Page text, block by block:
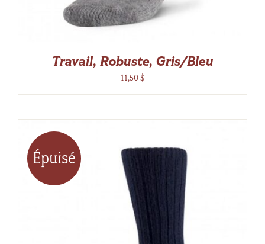
Travail, Robuste, Gris/Bleu
11,50$
Épuisé